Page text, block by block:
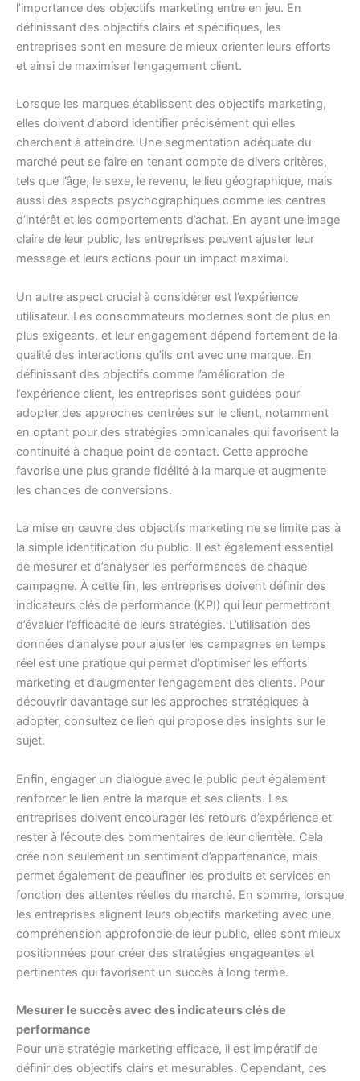
l’importance des objectifs marketing entre en jeu. En
définissant des objectifs clairs et spécifiques, les
entreprises sont en mesure de mieux orienter leurs efforts
et ainsi de maximiser l’engagement client.
Lorsque les marques établissent des objectifs marketing,
elles doivent d’abord identifier précisément qui elles
cherchent à atteindre. Une segmentation adéquate du
marché peut se faire en tenant compte de divers critères,
tels que l’âge, le sexe, le revenu, le lieu géographique, mais
aussi des aspects psychographiques comme les centres
d’intérêt et les comportements d’achat. En ayant une image
claire de leur public, les entreprises peuvent ajuster leur
message et leurs actions pour un impact maximal.
Un autre aspect crucial à considérer est l’expérience
utilisateur. Les consommateurs modernes sont de plus en
plus exigeants, et leur engagement dépend fortement de la
qualité des interactions qu’ils ont avec une marque. En
définissant des objectifs comme l’amélioration de
l’expérience client, les entreprises sont guidées pour
adopter des approches centrées sur le client, notamment
en optant pour des stratégies omnicanales qui favorisent la
continuité à chaque point de contact. Cette approche
favorise une plus grande fidélité à la marque et augmente
les chances de conversions.
La mise en œuvre des objectifs marketing ne se limite pas à
la simple identification du public. Il est également essentiel
de mesurer et d’analyser les performances de chaque
campagne. À cette fin, les entreprises doivent définir des
indicateurs clés de performance (KPI) qui leur permettront
d’évaluer l’efficacité de leurs stratégies. L’utilisation des
données d’analyse pour ajuster les campagnes en temps
réel est une pratique qui permet d’optimiser les efforts
marketing et d’augmenter l’engagement des clients. Pour
découvrir davantage sur les approches stratégiques à
adopter, consultez ce lien qui propose des insights sur le
sujet.
Enfin, engager un dialogue avec le public peut également
renforcer le lien entre la marque et ses clients. Les
entreprises doivent encourager les retours d’expérience et
rester à l’écoute des commentaires de leur clientèle. Cela
crée non seulement un sentiment d’appartenance, mais
permet également de peaufiner les produits et services en
fonction des attentes réelles du marché. En somme, lorsque
les entreprises alignent leurs objectifs marketing avec une
compréhension approfondie de leur public, elles sont mieux
positionnées pour créer des stratégies engageantes et
pertinentes qui favorisent un succès à long terme.
Mesurer le succès avec des indicateurs clés de
performance
Pour une stratégie marketing efficace, il est impératif de
définir des objectifs clairs et mesurables. Cependant, ces